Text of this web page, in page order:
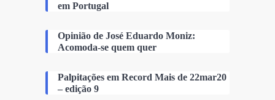
em Portugal
Opinião de José Eduardo Moniz:
Acomoda-se quem quer
Palpitações em Record Mais de 22mar20
– edição 9